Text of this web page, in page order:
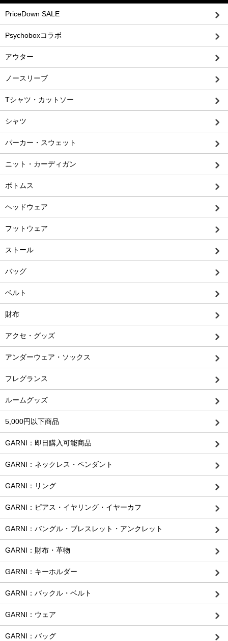
PriceDown SALE
Psychoboxコラボ
アウター
ノースリーブ
Tシャツ・カットソー
シャツ
パーカー・スウェット
ニット・カーディガン
ボトムス
ヘッドウェア
フットウェア
ストール
バッグ
ベルト
財布
アクセ・グッズ
アンダーウェア・ソックス
フレグランス
ルームグッズ
5,000円以下商品
GARNI：即日購入可能商品
GARNI：ネックレス・ペンダント
GARNI：リング
GARNI：ピアス・イヤリング・イヤーカフ
GARNI：バングル・ブレスレット・アンクレット
GARNI：財布・革物
GARNI：キーホルダー
GARNI：バックル・ベルト
GARNI：ウェア
GARNI：バッグ